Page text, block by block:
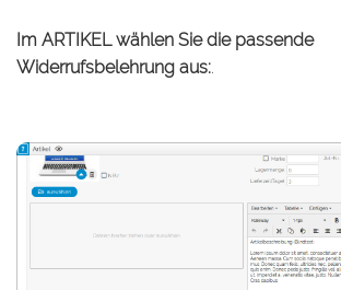
Im ARTIKEL wählen Sie die passende
Widerrufsbelehrung aus:.